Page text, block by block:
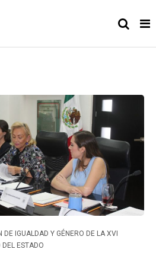
DE IGUALDAD Y GÉNERO DE LA XVI
DEL ESTADO